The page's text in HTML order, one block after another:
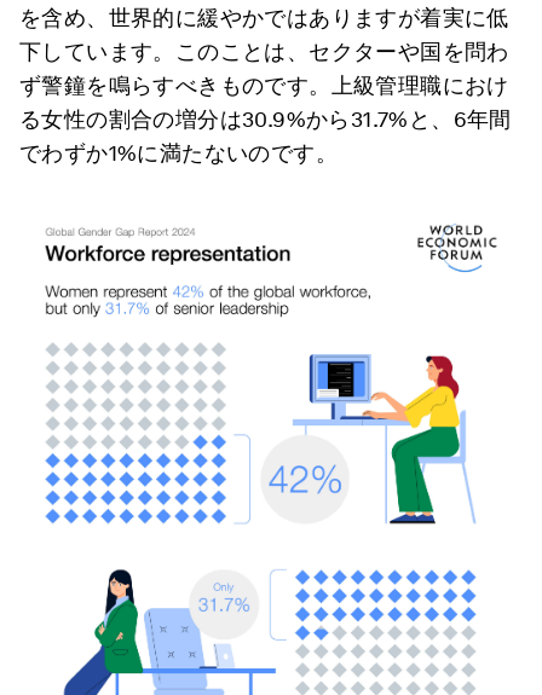
を含め、世界的に緩やかではありますが着実に低
下しています。このことは、セクターや国を問わ
ず警鐘を鳴らすべきものです。上級管理職におけ
る女性の割合の増分は30.9%から31.7%と、6年間
でわずか1%に満たないのです。